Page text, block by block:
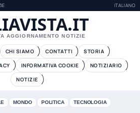
ITALIANO
AGGIORNAMENTO NOTIZIE
CHI SIAMO CONTATTI
STORIA
INFORMATIVA COOKIE
NOTIZIARIO
NOTIZIE
MONDO POLITICA TECNOLOGIA